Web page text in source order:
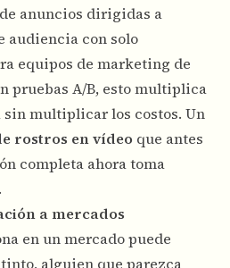
anuncios dirigidas a
audiencia con solo
equipos de marketing de
pruebas A/B, esto multiplica
multiplicar los costos. Un
rostros en vídeo que antes
completa ahora toma
a mercados
en un mercado puede
alguien que parezca